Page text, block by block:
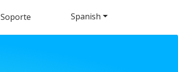
Soporte Spanish